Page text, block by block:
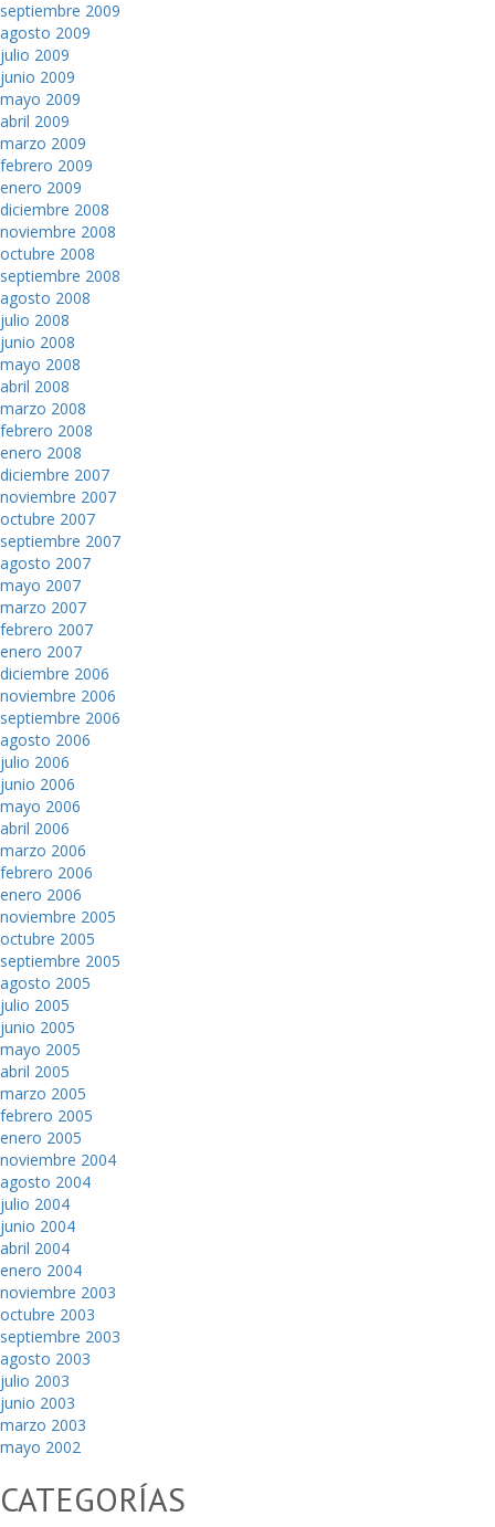
septiembre 2009
agosto 2009
julio 2009
junio 2009
mayo 2009
abril 2009
marzo 2009
febrero 2009
enero 2009
diciembre 2008
noviembre 2008
octubre 2008
septiembre 2008
agosto 2008
julio 2008
junio 2008
mayo 2008
abril 2008
marzo 2008
febrero 2008
enero 2008
diciembre 2007
noviembre 2007
octubre 2007
septiembre 2007
agosto 2007
mayo 2007
marzo 2007
febrero 2007
enero 2007
diciembre 2006
noviembre 2006
septiembre 2006
agosto 2006
julio 2006
junio 2006
mayo 2006
abril 2006
marzo 2006
febrero 2006
enero 2006
noviembre 2005
octubre 2005
septiembre 2005
agosto 2005
julio 2005
junio 2005
mayo 2005
abril 2005
marzo 2005
febrero 2005
enero 2005
noviembre 2004
agosto 2004
julio 2004
junio 2004
abril 2004
enero 2004
noviembre 2003
octubre 2003
septiembre 2003
agosto 2003
julio 2003
junio 2003
marzo 2003
mayo 2002
CATEGORÍAS